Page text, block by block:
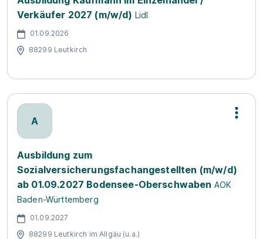
Verkäufer 2027 (m/w/d) Lidl
01.09.2026
88299 Leutkirch
A
Ausbildung zum
Sozialversicherungsfachangestellten (m/w/d)
ab 01.09.2027 Bodensee-Oberschwaben AOK
Baden-Württemberg
01.09.2027
88299 Leutkirch im Allgäu (u.a.)